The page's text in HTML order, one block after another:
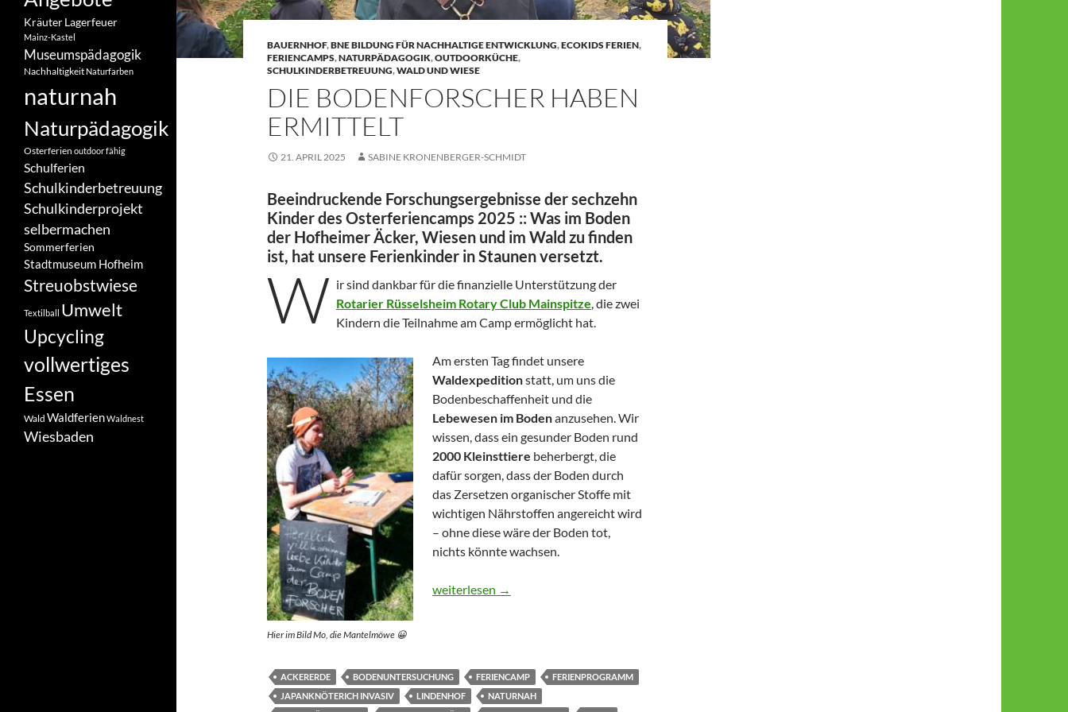
BAUERNHOF,BNE BILDUNG FÜR NACHHALTIGE ENTWICKLUNG,ECOKIDS FERIEN,
FERIENCAMPS,NATURPÄDAGOGIK,OUTDOORKÜCHE,
SCHULKINDERBETREUUNG,WALD UND WIESE
DIE BODENFORSCHER HABEN
ERMITTELT
21. APRIL 2025 SABINE KRONENBERGER-SCHMIDT
Beeindruckende Forschungsergebnisse der sechzehn
Kinder des Osterferiencamps 2025 :: Was im Boden
der Hofheimer Äcker, Wiesen und im Wald zu finden
ist, hat unsere Ferienkinder in Staunen versetzt.
W ir sind dankbar für die finanzielle Unterstützung der
Rotarier Rüsselsheim Rotary Club Mainspitze, die zwei
Kindern die Teilnahme am Camp ermöglicht hat.
Hier im Bild Mo, die Mantelmöwe 😀
Am ersten Tag findet unsere
Waldexpeditionstatt, um uns die
Bodenbeschaffenheit und die
Lebewesen im Bodenanzusehen. Wir
wissen, dass ein gesunder Boden rund
2000 Kleinsttiere beherbergt, die
dafür sorgen, dass der Boden durch
das Zersetzen organischer Stoffe mit
wichtigen Nährstoffen angereicht wird
– ohne diese wäre der Boden tot,
nichts könnte wachsen.
Die Bodenforscher haben ermittelt
weiterlesen →
ACKERERDE BODENUNTERSUCHUNG FERIENCAMP
FERIENPROGRAMM
JAPANKNÖTERICH INVASIV
LINDENHOF
NATURNAH
KräuterLagerfeuer
Mainz-Kastel
Museumspädagogik
Nachhaltigkeit Naturfarben
naturnah
Naturpädagogik
Osterferien outdoor fähig
Schulferien
Schulkinderbetreuung
Schulkinderprojekt
selbermachen
Sommerferien
Stadtmuseum Hofheim
Streuobstwiese
Textilball Umwelt
Upcycling
vollwertiges
Essen
Wald WaldferienWaldnest
Wiesbaden